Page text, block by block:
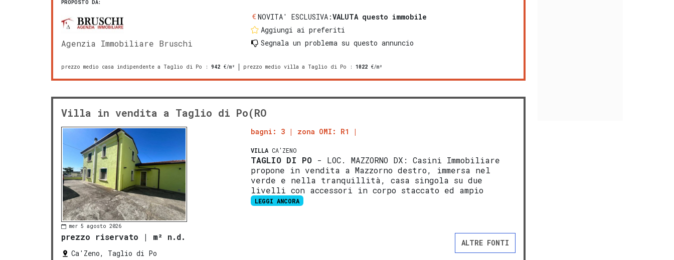
PROPOSTO DA:
Agenzia Immobiliare Bruschi
NOVITA' ESCLUSIVA:VALUTA questo immobile
Aggiungi ai preferiti
Segnala un problema su questo annuncio
prezzo medio casa indipendente a Taglio di Po : 942 €/m² prezzo medio villa a Taglio di Po : 1022 €/m²
Villa in vendita a Taglio di Po(RO
mer 5 agosto 2026
prezzo riservato | m² n.d.
Ca'Zeno, Taglio di Po
bagni: 3 zona OMI: R1
VILLA CA'ZENO
TAGLIO DI PO - LOC. MAZZORNO DX: Casini Immobiliare
propone in vendita a Mazzorno destro, immersa nel
verde e nella tranquillità, casa singola su due
livelli con accessori in corpo staccato ed ampio
LEGGI ANCORA
ALTRE FONTI